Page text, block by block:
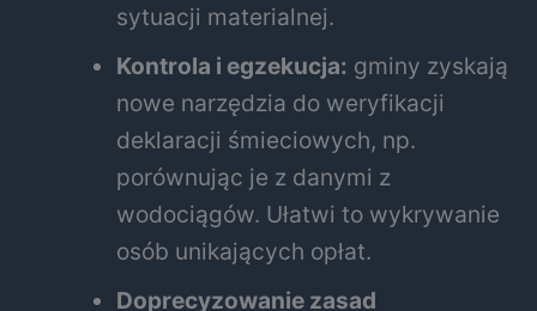
sytuacji materialnej.
Kontrola i egzekucja: gminy zyskają
nowe narzędzia do weryfikacji
deklaracji śmieciowych, np.
porównując je z danymi z
wodociągów. Ułatwi to wykrywanie
osób unikających opłat.
Doprecyzowanie zasad